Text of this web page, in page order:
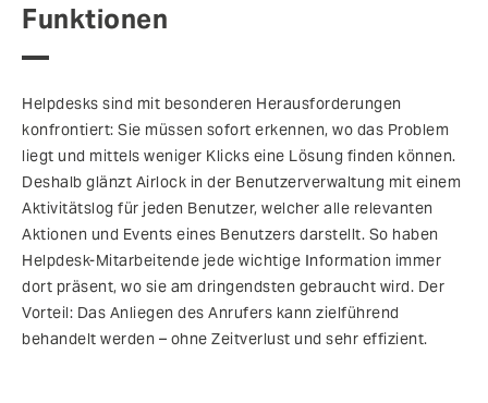
Funktionen
Helpdesks sind mit besonderen Herausforderungen
konfrontiert: Sie müssen sofort erkennen, wo das Problem
liegt und mittels weniger Klicks eine Lösung finden können.
Deshalb glänzt Airlock in der Benutzerverwaltung mit einem
Aktivitätslog für jeden Benutzer, welcher alle relevanten
Aktionen und Events eines Benutzers darstellt. So haben
Helpdesk-Mitarbeitende jede wichtige Information immer
dort präsent, wo sie am dringendsten gebraucht wird. Der
Vorteil: Das Anliegen des Anrufers kann zielführend
behandelt werden – ohne Zeitverlust und sehr effizient.